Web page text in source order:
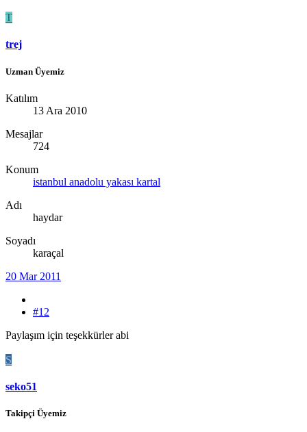
T
trej
Uzman Üyemiz
Katılım
13 Ara 2010
Mesajlar
724
Konum
istanbul anadolu yakası kartal
Adı
haydar
Soyadı
karaçal
20 Mar 2011
#12
Paylaşım için teşekkürler abi
S
seko51
Takipçi Üyemiz